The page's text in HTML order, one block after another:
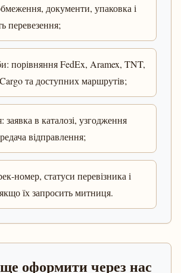
документи, упаковка і
перевезення;
порівняння FedEx, Aramex, TNT,
та доступних маршрутів;
в каталозі, узгодження
відправлення;
номер, статуси перевізника і
їх запросить митниця.
оформити через нас